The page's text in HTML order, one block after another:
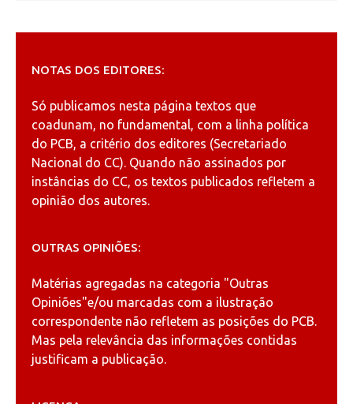
NOTAS DOS EDITORES:
Só publicamos nesta página textos que
coadunam, no fundamental, com a linha política
do PCB, a critério dos editores (Secretariado
Nacional do CC). Quando não assinados por
instâncias do CC, os textos publicados refletem a
opinião dos autores.
OUTRAS OPINIÕES:
Matérias agregadas na categoria "Outras
Opiniões"e/ou marcadas com a ilustração
correspondente não refletem as posições do PCB.
Mas pela relevância das informações contidas
justificam a publicação.